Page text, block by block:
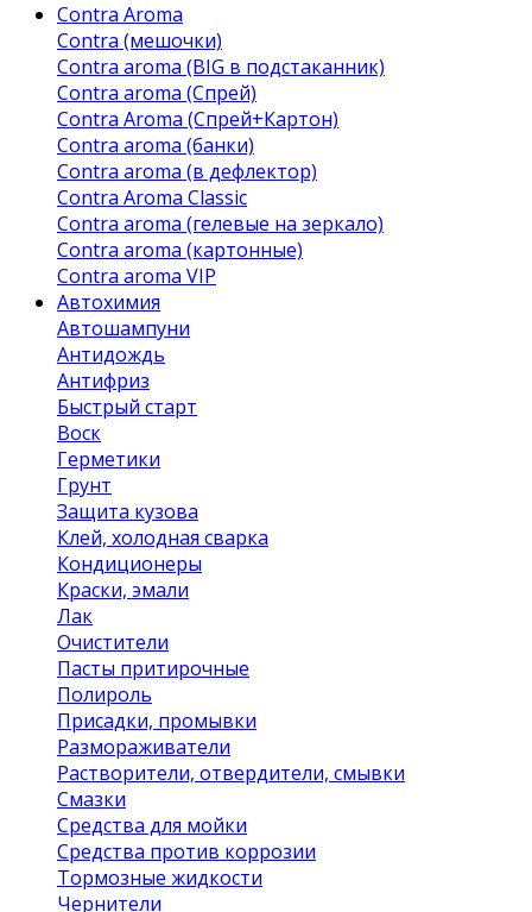
Contra Aroma
Contra (мешочки)
Contra aroma (BIG в подстаканник)
Contra aroma (Спрей)
Contra Aroma (Спрей+Картон)
Contra aroma (банки)
Contra aroma (в дефлектор)
Contra Aroma Classic
Contra aroma (гелевые на зеркало)
Contra aroma (картонные)
Contra aroma VIP
Автохимия
Автошампуни
Антидождь
Антифриз
Быстрый старт
Воск
Герметики
Грунт
Защита кузова
Клей, холодная сварка
Кондиционеры
Краски, эмали
Лак
Очистители
Пасты притирочные
Полироль
Присадки, промывки
Размораживатели
Растворители, отвердители, смывки
Смазки
Средства для мойки
Средства против коррозии
Тормозные жидкости
Чернители